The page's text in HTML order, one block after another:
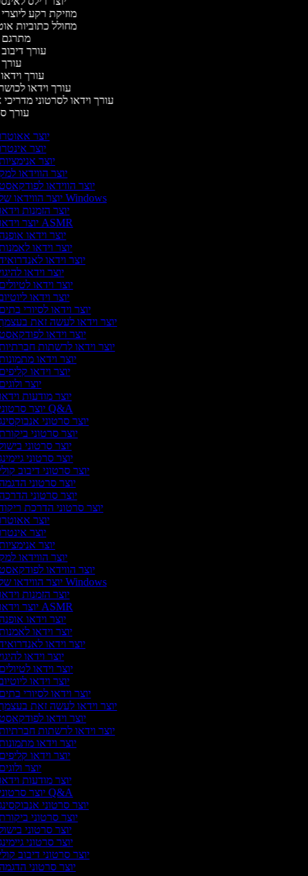
מוזיקת רקע
מחולל כתוביות
עורך
עורך
עורך וידאו
עורך וידאו לסרטוני
עורך
יוצר
יוצר
יוצר
יוצר הווידאו
יוצר הווידאו
יוצר הווידאו של Windows
יוצר הזמנות
יוצר וידאו ASMR
יוצר וידאו
יוצר וידאו
יוצר וידאו
יוצר וידאו
יוצר וידאו
יוצר וידאו
יוצר וידאו לסיורי
יוצר וידאו לעשה זאת
יוצר וידאו
יוצר וידאו לרשתות
יוצר וידאו
יוצר וידאו
יוצר
יוצר מודעות
יוצר סרטוני Q&A
יוצר סרטוני
יוצר סרטוני
יוצר סרטוני
יוצר סרטוני
יוצר סרטוני דיבוב
יוצר סרטוני
יוצר סרטוני
יוצר סרטוני הדרכת
יוצר
יוצר
יוצר
יוצר הווידאו
יוצר הווידאו
יוצר הווידאו של Windows
יוצר הזמנות
יוצר וידאו ASMR
יוצר וידאו
יוצר וידאו
יוצר וידאו
יוצר וידאו
יוצר וידאו
יוצר וידאו
יוצר וידאו לסיורי
יוצר וידאו לעשה זאת
יוצר וידאו
יוצר וידאו לרשתות
יוצר וידאו
יוצר וידאו
יוצר
יוצר מודעות
יוצר סרטוני Q&A
יוצר סרטוני
יוצר סרטוני
יוצר סרטוני
יוצר סרטוני
יוצר סרטוני דיבוב
יוצר סרטוני